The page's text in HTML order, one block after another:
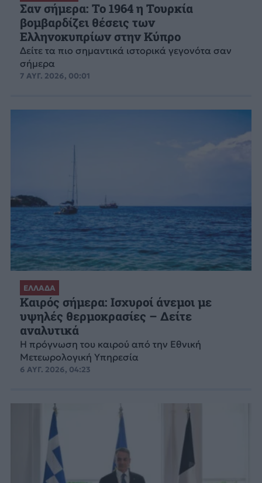
Σαν σήμερα: Το 1964 η Τουρκία
βομβαρδίζει θέσεις των
Ελληνοκυπρίων στην Κύπρο
Δείτε τα πιο σημαντικά ιστορικά γεγονότα σαν
σήμερα
7 ΑΥΓ. 2026, 00:01
ΕΛΛΑΔΑ
Καιρός σήμερα: Ισχυροί άνεμοι με
υψηλές θερμοκρασίες – Δείτε
αναλυτικά
Η πρόγνωση του καιρού από την Εθνική
Μετεωρολογική Υπηρεσία
6 ΑΥΓ. 2026, 04:23